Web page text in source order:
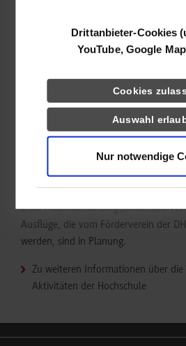
Drittanbieter-Cookies
YouTube, Google
Cookies
Auswahl
Nur notwendige
interkulturellen Kompetenzen aus.
Alle Incomings freuen sich auf die
bringen. „Ich möchte gerne Land und
reisen und sehen, wie die deutschen
beschreibt eine koreanische Studentin
Zeit an der DHBW Stuttgart. Bei
Unternehmungen der internationalen
deutschen Buddies, wie z. B. einer
Mercedes Museums oder der
erste Freundschaften geschlossen.
Ausflüge, die vom Förderverein der
werden, sind in Planung.
Zu weiteren Informationen über
Aktivitäten der Hochschule